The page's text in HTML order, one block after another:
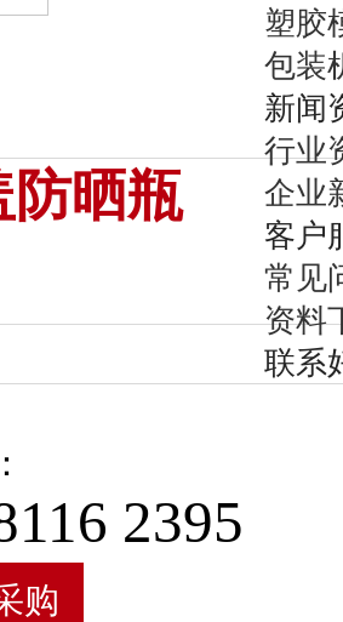
塑胶
包装
新闻
行业
企业
客户
常见
资料
联系
防晒瓶
2395
购